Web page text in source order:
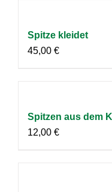
Spitze kleidet
45,00 €
Spitzen aus dem
12,00 €